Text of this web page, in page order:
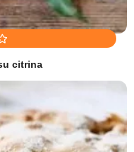
citrina